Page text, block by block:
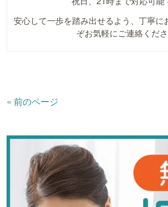
安心して一歩を踏み出せるよう、丁寧に
ぞお気軽にご連絡くださ
« 前のページ